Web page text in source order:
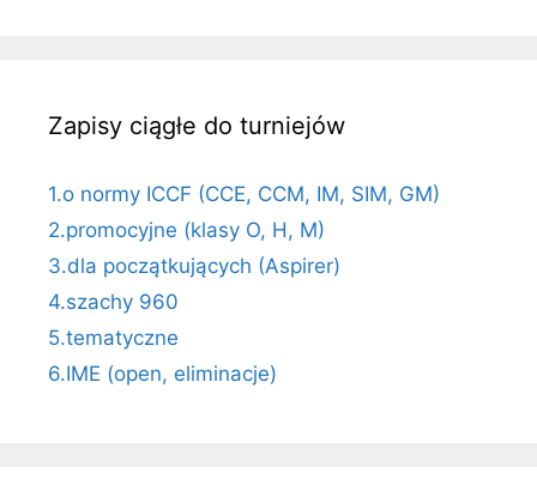
Zapisy ciągłe do turniejów
1.o normy ICCF (CCE, CCM, IM, SIM, GM)
2.promocyjne (klasy O, H, M)
3.dla początkujących (Aspirer)
4.szachy 960
5.tematyczne
6.IME (open, eliminacje)